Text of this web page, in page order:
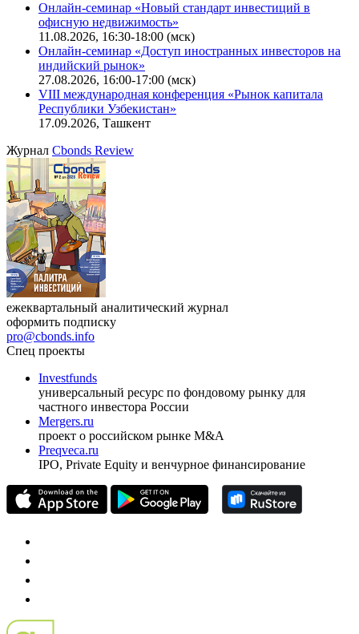
Онлайн-семинар «Новый стандарт инвестиций в
офисную недвижимость»
11.08.2026, 16:30-18:00 (мск)
Онлайн-семинар «Доступ иностранных инвесторов на
индийский рынок»
27.08.2026, 16:00-17:00 (мск)
VIII международная конференция «Рынок капитала
Республики Узбекистан»
17.09.2026, Ташкент
Журнал Cbonds Review
ежеквартальный аналитический журнал
оформить подписку
pro@cbonds.info
Спец проекты
Investfunds
универсальный ресурс по фондовому рынку для
частного инвестора России
Mergers.ru
проект о российском рынке M&A
Preqveca.ru
IPO, Private Equity и венчурное финансирование